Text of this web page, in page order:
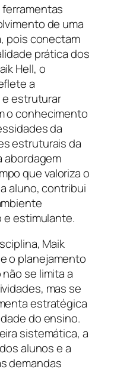
de uma
pois conectam
prática dos
Hell, o
a
e estruturar
o conhecimento
da
estruturais da
abordagem
que valoriza o
aluno, contribui
e estimulante.
Maik
o planejamento
se limita a
mas se
estratégica
do ensino.
sistemática, a
alunos e a
demandas